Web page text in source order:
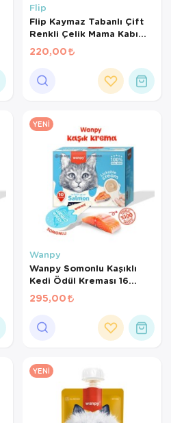
Flip
Flip Kaymaz Tabanlı Çift
Renkli Çelik Mama Kabı
240 ml
220,00
YENI
Wanpy
Wanpy Somonlu Kaşıklı
Kedi Ödül Kreması 16
gr*10Ad
295,00
YENI